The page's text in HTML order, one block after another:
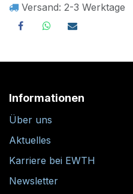
Versand: 2-3 Werktage
Informationen
Über uns
Aktuelles
Karriere bei EWTH
Newsletter